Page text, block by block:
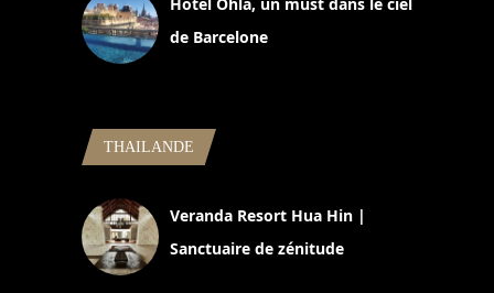
de Barcelone
THAILANDE
Veranda Resort Hua Hin |
Sanctuaire de zénitude